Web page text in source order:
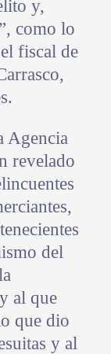
y,
como lo
fiscal de
Agencia
revelado
del
al que
que dio
y al